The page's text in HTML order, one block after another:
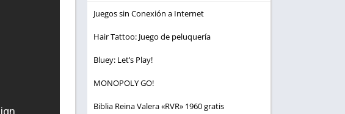
Juegos sin Conexión a Internet
Hair Tattoo: Juego de peluquería
Bluey: Let’s Play!
MONOPOLY GO!
Biblia Reina Valera «RVR» 1960 gratis